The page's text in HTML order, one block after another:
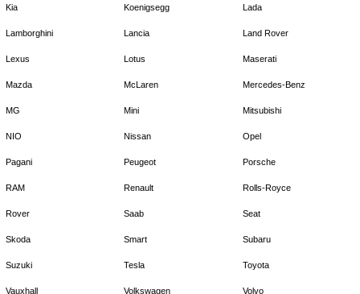
Kia Koenigsegg Lada
Lamborghini Lancia Land Rover
Lexus Lotus Maserati
Mazda McLaren Mercedes-Benz
MG Mini Mitsubishi
NIO Nissan Opel
Pagani Peugeot Porsche
RAM Renault Rolls-Royce
Rover Saab Seat
Skoda Smart Subaru
Suzuki Tesla Toyota
Vauxhall Volkswagen Volvo